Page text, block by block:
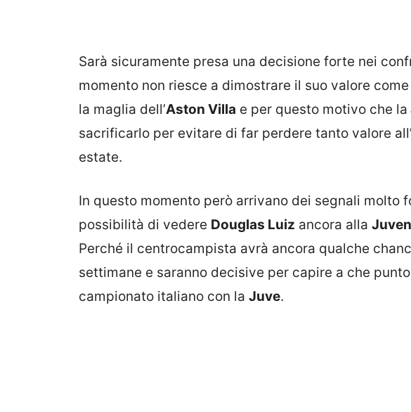
Sarà sicuramente presa una decisione forte nei
momento non riesce a dimostrare il suo valore
la maglia dell’Aston Villa e per questo motivo che la
sacrificarlo per evitare di far perdere tanto valore
estate.
In questo momento però arrivano dei segnali molto
possibilità di vedere Douglas Luiz ancora alla
Perché il centrocampista avrà ancora qualche
settimane e saranno decisive per capire a che
campionato italiano con la Juve.